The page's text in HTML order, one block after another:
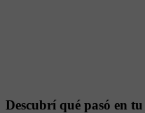
Descubrí qué pasó en